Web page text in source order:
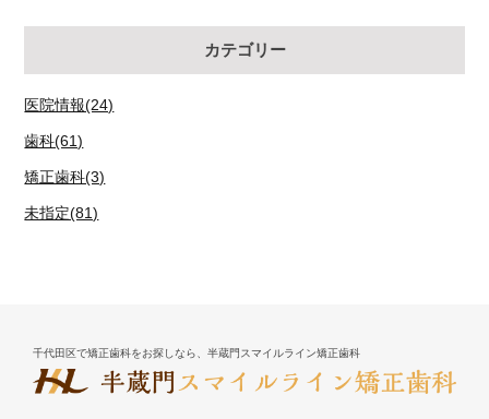
カテゴリー
医院情報(24)
歯科(61)
矯正歯科(3)
未指定(81)
千代田区で矯正歯科をお探しなら、半蔵門スマイルライン矯正歯科